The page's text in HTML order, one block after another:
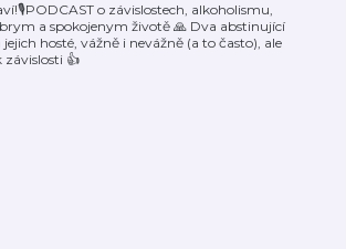
o závislostech, alkoholismu,
a spokojenym životě 🙏 Dva abstinující
hosté, vážně i nevážně (a to často), ale
závislosti 👍